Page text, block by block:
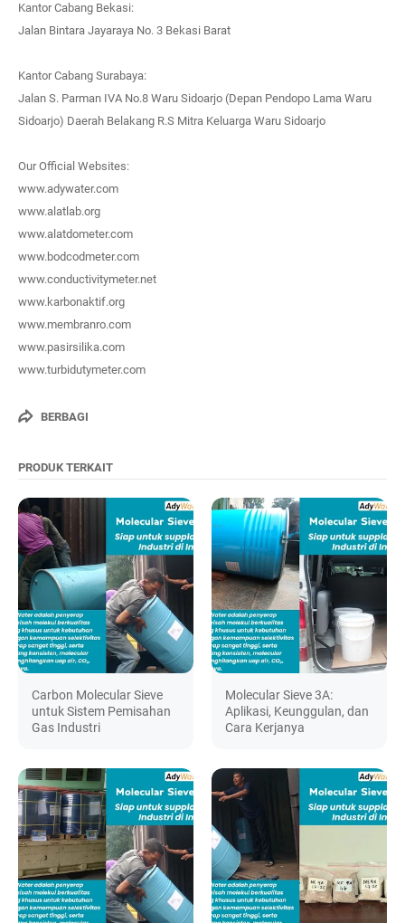
Kantor Cabang Bekasi:
Jalan Bintara Jayaraya No. 3 Bekasi Barat
Kantor Cabang Surabaya:
Jalan S. Parman IVA No.8 Waru Sidoarjo (Depan Pendopo Lama Waru
Sidoarjo) Daerah Belakang R.S Mitra Keluarga Waru Sidoarjo
Our Official Websites:
www.adywater.com
www.alatlab.org
www.alatdometer.com
www.bodcodmeter.com
www.conductivitymeter.net
www.karbonaktif.org
www.membranro.com
www.pasirsilika.com
www.turbidutymeter.com
BERBAGI
PRODUK TERKAIT
Carbon Molecular Sieve
untuk Sistem Pemisahan
Gas Industri
Molecular Sieve 3A:
Aplikasi, Keunggulan, dan
Cara Kerjanya